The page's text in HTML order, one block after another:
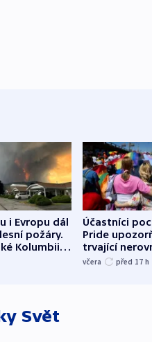
i Evropu dál
požáry.
Kolumbii
tisíce lidí
Účastníci
Pride
trvající
včera před 17 h
Svět